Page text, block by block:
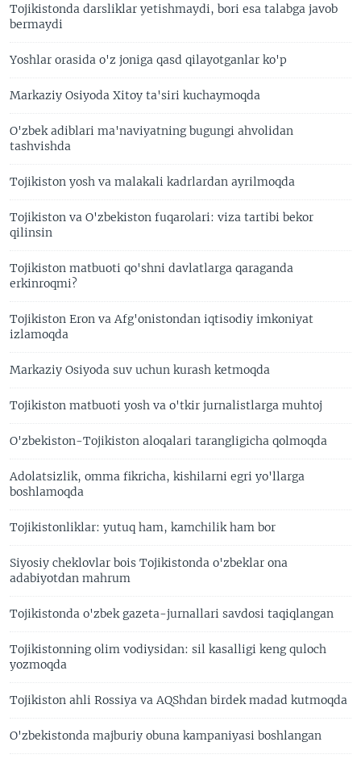
Tojikistonda darsliklar yetishmaydi, bori esa talabga javob
bermaydi
Yoshlar orasida o'z joniga qasd qilayotganlar ko'p
Markaziy Osiyoda Xitoy ta'siri kuchaymoqda
O'zbek adiblari ma'naviyatning bugungi ahvolidan
tashvishda
Tojikiston yosh va malakali kadrlardan ayrilmoqda
Tojikiston va O'zbekiston fuqarolari: viza tartibi bekor
qilinsin
Tojikiston matbuoti qo'shni davlatlarga qaraganda
erkinroqmi?
Tojikiston Eron va Afg'onistondan iqtisodiy imkoniyat
izlamoqda
Markaziy Osiyoda suv uchun kurash ketmoqda
Tojikiston matbuoti yosh va o'tkir jurnalistlarga muhtoj
O'zbekiston-Tojikiston aloqalari tarangligicha qolmoqda
Adolatsizlik, omma fikricha, kishilarni egri yo'llarga
boshlamoqda
Tojikistonliklar: yutuq ham, kamchilik ham bor
Siyosiy cheklovlar bois Tojikistonda o'zbeklar ona
adabiyotdan mahrum
Tojikistonda o'zbek gazeta-jurnallari savdosi taqiqlangan
Tojikistonning olim vodiysidan: sil kasalligi keng quloch
yozmoqda
Tojikiston ahli Rossiya va AQShdan birdek madad kutmoqda
O'zbekistonda majburiy obuna kampaniyasi boshlangan